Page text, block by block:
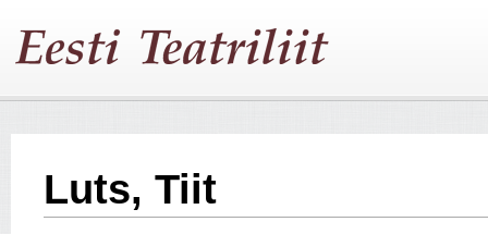
Luts, Tiit